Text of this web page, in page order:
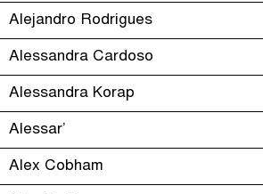
Alejandro Rodrigues
Alessandra Cardoso
Alessandra Korap
Alessar’
Alex Cobham